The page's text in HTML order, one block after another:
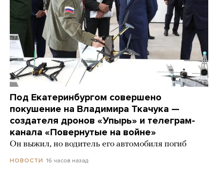
Под Екатеринбургом совершено
покушение на Владимира Ткачука —
создателя дронов «Упырь» и телеграм-
канала «Повернутые на войне»
Он выжил, но водитель его автомобиля погиб
НОВОСТИ 16 часов назад